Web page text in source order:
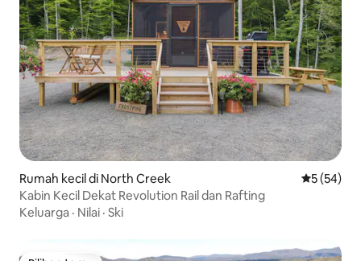
Rumah kecil di North Creek Nilai rata-
5 (54)
Kabin Kecil Dekat Revolution Rail dan Rafting
Keluarga · Nilai · Ski